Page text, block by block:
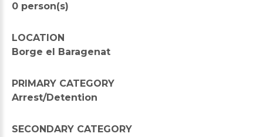
0 person(s)
LOCATION
Borge el Baragenat
PRIMARY CATEGORY
Arrest/Detention
SECONDARY CATEGORY